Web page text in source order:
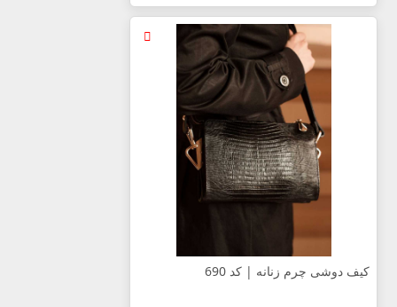
کیف دوشی چرم زنانه | کد 690